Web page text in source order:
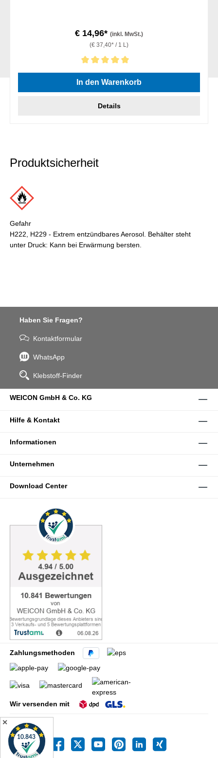
€ 14,96* (inkl. MwSt.)
(€ 37,40* / 1 L)
Durchschnittliche Bewertung von 5 von 5 Sternen
In den Warenkorb
Details
Produktsicherheit
Gefahr
H222, H229 - Extrem entzündbares Aerosol. Behälter steht
unter Druck: Kann bei Erwärmung bersten.
Haben Sie Fragen?
Kontaktformular
WhatsApp
Klebstoff-Finder
WEICON GmbH & Co. KG
Hilfe & Kontakt
Informationen
Unternehmen
Download Center
Zahlungsmethoden
Wir versenden mit
✕